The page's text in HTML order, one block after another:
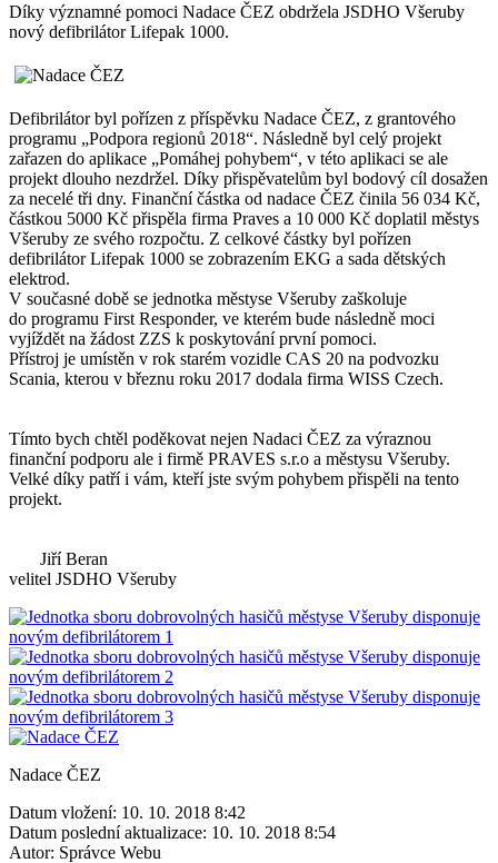
Díky významné pomoci Nadace ČEZ obdržela JSDHO Všeruby
nový defibrilátor Lifepak 1000.
Defibrilátor byl pořízen z příspěvku Nadace ČEZ, z grantového
programu „Podpora regionů 2018“. Následně byl celý projekt
zařazen do aplikace „Pomáhej pohybem“, v této aplikaci se ale
projekt dlouho nezdržel. Díky přispěvatelům byl bodový cíl dosažen
za necelé tři dny. Finanční částka od nadace ČEZ činila 56 034 Kč,
částkou 5000 Kč přispěla firma Praves a 10 000 Kč doplatil městys
Všeruby ze svého rozpočtu. Z celkové částky byl pořízen
defibrilátor Lifepak 1000 se zobrazením EKG a sada dětských
elektrod.
V současné době se jednotka městyse Všeruby zaškoluje
do programu First Responder, ve kterém bude následně moci
vyjíždět na žádost ZZS k poskytování první pomoci.
Přístroj je umístěn v rok starém vozidle CAS 20 na podvozku
Scania, kterou v březnu roku 2017 dodala firma WISS Czech.
Tímto bych chtěl poděkovat nejen Nadaci ČEZ za výraznou
finanční podporu ale i firmě PRAVES s.r.o a městysu Všeruby.
Velké díky patří i vám, kteří jste svým pohybem přispěli na tento
projekt.
Jiří Beran
velitel JSDHO Všeruby
Nadace ČEZ
Datum vložení: 10. 10. 2018 8:42
Datum poslední aktualizace: 10. 10. 2018 8:54
Autor: Správce Webu